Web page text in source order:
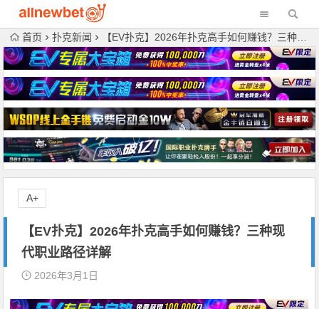
首页 扑克新闻 【EV扑克】2026年扑克高手如何赚钱？三种现代职业路径详解
【EV扑克】2026年扑克高手如何赚钱？三种现
代职业路径详解
2026年3月1日
A+